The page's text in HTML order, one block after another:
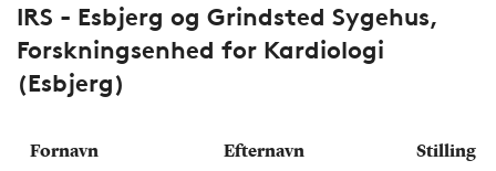
IRS - Esbjerg og Grindsted Sygehus,
Forskningsenhed for Kardiologi
(Esbjerg)
Fornavn Efternavn Stilling